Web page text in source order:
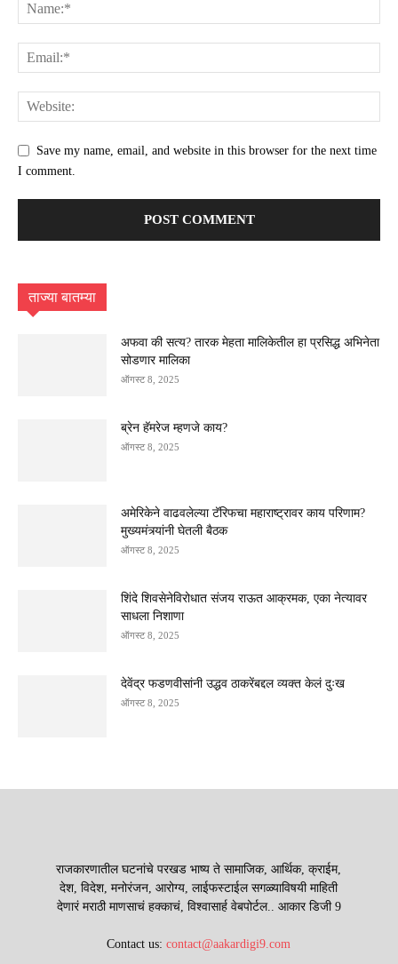
Save my name, email, and website in this browser for the next time
I comment.
ताज्या बातम्या
अफवा की सत्य? तारक मेहता मालिकेतील हा प्रसिद्ध अभिनेता
सोडणार मालिका
ऑगस्ट 8, 2025
ब्रेन हॅमरेज म्हणजे काय?
ऑगस्ट 8, 2025
अमेरिकेने वाढवलेल्या टॅरिफचा महाराष्ट्रावर काय परिणाम?
मुख्यमंत्र्यांनी घेतली बैठक
ऑगस्ट 8, 2025
शिंदे शिवसेनेविरोधात संजय राऊत आक्रमक, एका नेत्यावर
साधला निशाणा
ऑगस्ट 8, 2025
देवेंद्र फडणवीसांनी उद्धव ठाकरेंबद्दल व्यक्त केलं दुःख
ऑगस्ट 8, 2025
राजकारणातील घटनांचे परखड भाष्य ते सामाजिक, आर्थिक, क्राईम,
देश, विदेश, मनोरंजन, आरोग्य, लाईफस्टाईल सगळ्याविषयी माहिती
देणारं मराठी माणसाचं हक्काचं, विश्वासार्ह वेबपोर्टल.. आकार डिजी 9
Contact us:contact@aakardigi9.com